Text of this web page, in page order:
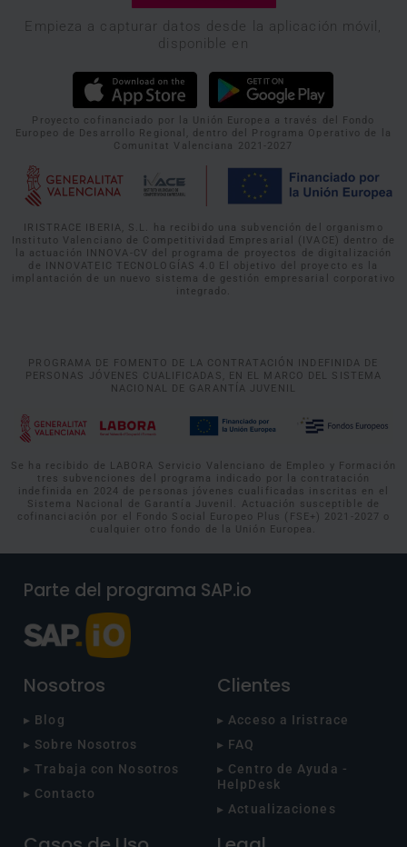
Empieza a capturar datos desde la aplicación móvil,
disponible en
Proyecto cofinanciado por la Unión Europea a través del Fondo
Europeo de Desarrollo Regional, dentro del Programa Operativo de la
Comunitat Valenciana 2021-2027
IRISTRACE IBERIA, S.L. ha recibido una subvención del organismo
Instituto Valenciano de Competitividad Empresarial (IVACE) dentro de
la actuación INNOVA-CV del programa de proyectos de digitalización
de INNOVATEIC TECNOLOGÍAS 4.0 El objetivo del proyecto es la
implantación de un nuevo sistema de gestión empresarial corporativo
integrado.
PROGRAMA DE FOMENTO DE LA CONTRATACIÓN INDEFINIDA DE
PERSONAS JÓVENES CUALIFICADAS, EN EL MARCO DEL SISTEMA
NACIONAL DE GARANTÍA JUVENIL
Se ha recibido de LABORA Servicio Valenciano de Empleo y Formación
tres subvenciones del programa indicado por la contratación
indefinida en 2024 de personas jóvenes cualificadas inscritas en el
Sistema Nacional de Garantía Juvenil. Actuación susceptible de
cofinanciación por el Fondo Social Europeo Plus (FSE+) 2021-2027 o
cualquier otro fondo de la Unión Europea.
Parte del programa SAP.io
Nosotros
▸ Blog
▸ Sobre Nosotros
▸ Trabaja con Nosotros
▸ Contacto
Clientes
▸ Acceso a Iristrace
▸ FAQ
▸ Centro de Ayuda -
HelpDesk
▸ Actualizaciones